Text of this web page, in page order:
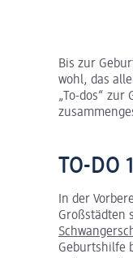
Bis zur
wohl, das
„To-dos“
TO-DO 1
In der
Großstädten
Geburtshilfe